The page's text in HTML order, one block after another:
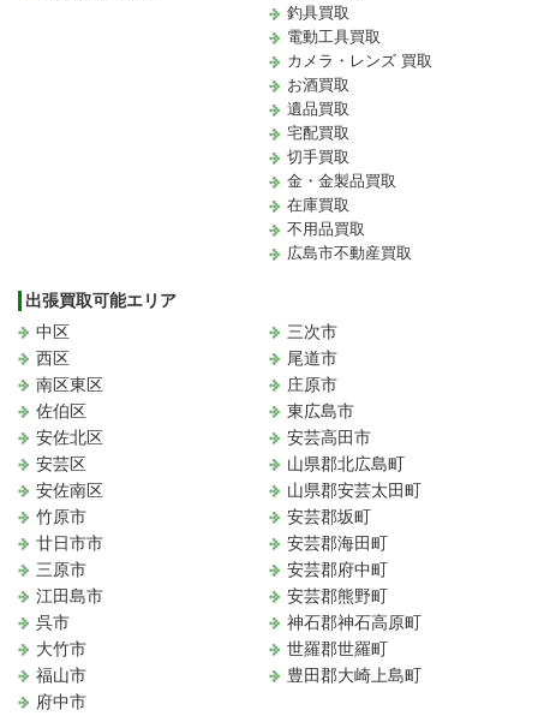
釣具買取
電動工具買取
カメラ・レンズ 買取
お酒買取
遺品買取
宅配買取
切手買取
金・金製品買取
在庫買取
不用品買取
広島市不動産買取
出張買取可能エリア
中区
西区
南区東区
佐伯区
安佐北区
安芸区
安佐南区
竹原市
廿日市市
三原市
江田島市
呉市
大竹市
福山市
府中市
三次市
尾道市
庄原市
東広島市
安芸高田市
山県郡北広島町
山県郡安芸太田町
安芸郡坂町
安芸郡海田町
安芸郡府中町
安芸郡熊野町
神石郡神石高原町
世羅郡世羅町
豊田郡大崎上島町